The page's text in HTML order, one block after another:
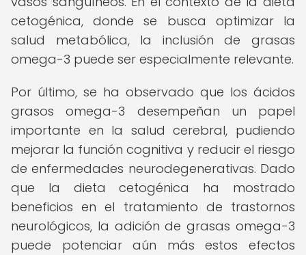
cetogénica, donde se busca optimizar la
salud metabólica, la inclusión de grasas
omega-3 puede ser especialmente relevante.
Por último, se ha observado que los ácidos
grasos omega-3 desempeñan un papel
importante en la salud cerebral, pudiendo
mejorar la función cognitiva y reducir el riesgo
de enfermedades neurodegenerativas. Dado
que la dieta cetogénica ha mostrado
beneficios en el tratamiento de trastornos
neurológicos, la adición de grasas omega-3
puede potenciar aún más estos efectos